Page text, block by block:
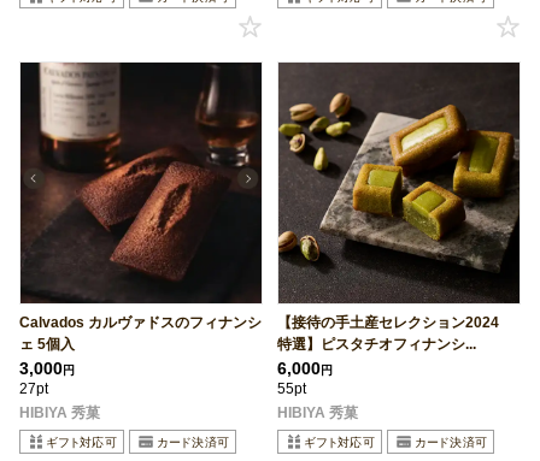
Calvados カルヴァドスのフィナンシ
ェ 5個入
3,000円
27pt
HIBIYA 秀菓
【接待の手土産セレクション2024
特選】ピスタチオフィナンシ...
6,000円
55pt
HIBIYA 秀菓